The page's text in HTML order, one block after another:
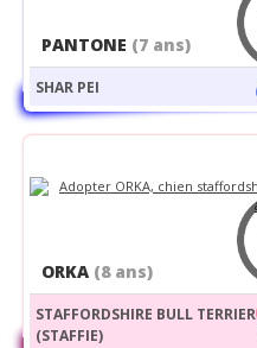
PANTONE (7 ans)
SHAR PEI
ORKA (8 ans)
STAFFORDSHIRE BULL TERRIER
(STAFFIE)